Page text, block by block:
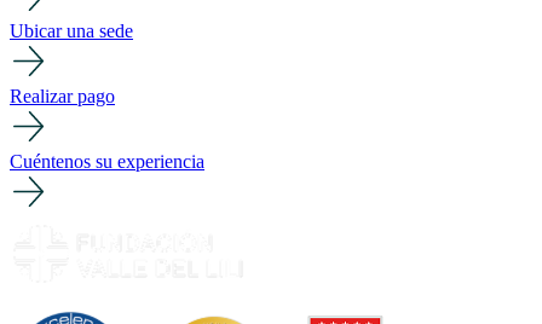
Ubicar una sede
Realizar pago
Cuéntenos su experiencia